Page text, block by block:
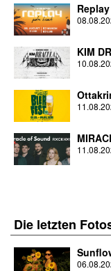
KIM
Die letzten